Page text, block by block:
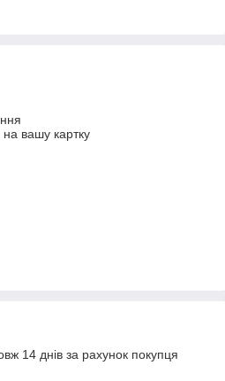
вашу картку
14 днів за рахунок покупця